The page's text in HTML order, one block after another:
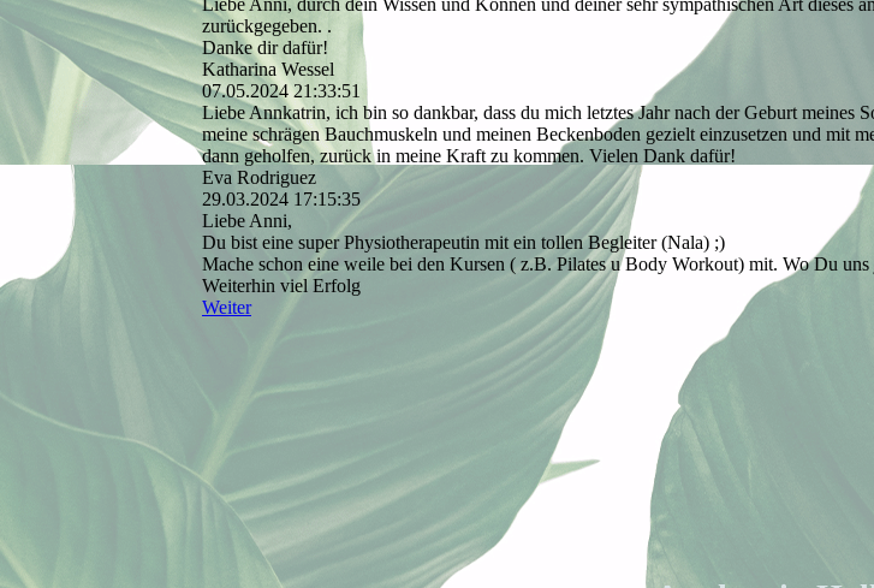
Liebe Anni, durch dein Wissen und Können und deiner sehr sympathischen Art dieses
zurückgegeben. .
Danke dir dafür!
Katharina Wessel
07.05.2024 21:33:51
Liebe Annkatrin, ich bin so dankbar, dass du mich letztes Jahr nach der Geburt meines
meine schrägen Bauchmuskeln und meinen Beckenboden gezielt einzusetzen und mit
dann geholfen, zurück in meine Kraft zu kommen. Vielen Dank dafür!
Eva Rodriguez
29.03.2024 17:15:35
Liebe Anni,
Du bist eine super Physiotherapeutin mit ein tollen Begleiter (Nala) ;)
Mache schon eine weile bei den Kursen ( z.B. Pilates u Body Workout) mit. Wo Du
Weiterhin viel Erfolg
Weiter